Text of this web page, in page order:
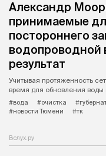
Александр
принимаемые
постороннего
водопроводной
результат
Учитывая протяженность
время для обновления воды
#вода
#очистка
#новости Тюмени
#тк
Вслух.ру